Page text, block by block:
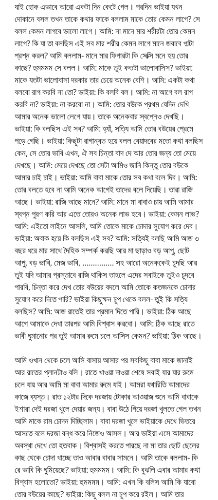
যাই হোক এভাবে আরো একটা দিন কেটে গেল। পরদিন ভাইয়া যখন
দোকানে বসল তখন তাকে কথার ফাকে বললাম মাকে তোর কেমন লাগে? সে
বলল কেমন লাগবে ভালো লাগে। আমি: না মানে মার শরীরটা তোর কেমন
লাগে? কি যা তা বলছিস এই সব মার শরীর কেমন লাগে মানে জবাবে পাল্টা
প্রশ্ন করল? আমি বললাম- মানে মার ফিগারটা কি সেক্সি মনে হয় তোর
কাছে? হুমমমম সে বলল। আমি: মাকে তুই কতটা ভালোবাসিস? ভাইয়া:
মাকে যতটা ভালোবাসা দরকার তার চেয়ে অনেক বেশি। আমি: একটা কথা
বলবো রাগ করবি না তো? ভাইয়া: কি বলবি বল। আমি: না আগে বল রাগ
করবি না? ভাইয়া: না করবো না। আমি: তোর বউকে প্রথম যেদিন দেখি
আমার অনেক ভালো লেগে যায়। তাকে অনেকবার স্বপ্নেও দেখছি।
ভাইয়া: কি বলছিস এই সব? আমি: হ্যাঁ, সত্যি আমি তোর বউয়ের প্রেমে
পড়ে গেছি। ভাইয়া: কিছুটা রাগান্বত হয়ে বলল বেয়াদবের মতো কথা বলছিস
কেন, সে তোর ভাবি এখন, ঐ সব চিন্তা বাদ দে আর তোর জন্য তো মেয়ে
দেখছে। আমি: মেয়ে দেখছে তো সেটা আমিও জানি কিন্তু তোর বউকে
আমার চাই চাই। ভাইয়া: আমি বাবা মাকে তোর সব কথা বলে দিব। আমি:
তোর বলতে হবে না আমি অনেক আগেই তাদের বলে দিয়েছি। তারা রাজি
আছে। ভাইয়া: রাজি আছে মানে? আমি: মানে মা বাবাও চায় আমি আমার
স্বপ্ন পুরণ করি আর এতে তোরও অনেক লাভ হবে। ভাইয়া: কেমন লাভ?
আমি: এইতো লাইনে আসলি, আমি তোকে মাকে চোদার সুযোগ করে দেব।
ভাইয়া: অবাক হয়ে কি বলছিস এই সব? আমি: সত্যিই বলছি আমি আজ ৩
বছর ধরে মার সাথে দৈহিক সম্পর্ক করছি আর মা ছাড়াও বড় আপু, ছোট
আপু, বড় ভাবি, মেজ ভাবি, …………… সহ আরো অনেককেই চুদছি আর
তুই যদি আমার প্রস্তাবে রাজি থাকিস তাহলে এদের সবাইকে তুইও চুদবে
পারবি, চিন্তা করে দেখ তোর বউয়ের বদলে আমি তোকে কতজনকে চোদার
সুযোগ করে দিতে পারি? ভাইয়া কিছুক্ষন চুপ থেকে বলল- তুই কি সত্যি
বলছিস? আমি: আজ রাতেই তার প্রমান দিতে পারি। ভাইয়া: ঠিক আছে
আগে আমাকে দেখা তারপর আমি বিশ্বাস করবো। আমি: ঠিক আছে রাতে
ভাবী ঘুমানোর পর তুই আমার রুমে চলে আসিস কেমন? ভাইয়া: ঠিক আছে।
আমি ওখান থেকে চলে আসি বাসায় আসার পর সবকিছু বাবা মাকে জানাই
আর রাতের প্লানটাও বলি। রাতে খাওয়া দাওয়া শেষে সবাই যার যার রুমে
চলে যায় আর আমি মা বাবা আমার রুমে যাই। আমরা যথারিতি আমাদের
কাজে ব্যস্ত। রাত ১২টার দিকে দরজায় টোকার আওয়াজ শুনে আমি বাবাকে
ইশারা দেই দরজা খুলে দেয়ার জন্য। বাবা উঠে গিয়ে দরজা খুলতে গেল তখন
আমি মাকে রাম চোদন দিচ্ছিলাম। বাবা দরজা খুলে ভাইয়াকে দেখে ভিতরে
আসতে বলে দরজা বন্ধ করে নিজেও আসল। আর ভাইয়া এসে আমাদের
অবস্থা দেখে তো হতবাক। বিশ্বাসই করতে পারছে না মা তার ছোট ছেলের
কাছ থেকে চোদা খাচ্ছে তাও আবার বাবার সামনে। আমি তাকে বললাম- কি
রে ভাবি কি ঘুমিয়েছে? ভাইয়া: হুমমমম। আমি: কি বুঝলি এবার আমার কথা
বিশ্বাস হলোতো? ভাইয়া: হুমমমম। আমি: এখন কি বলিস আমি কি যাবো
তোর বউয়ের কাছে? ভাইয়া: কিছু বলল না চুপ করে রইল। আমি তার